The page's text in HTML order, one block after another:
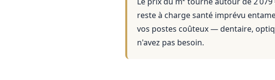
reste à charge santé imprévu
vos postes coûteux — dentaire,
n'avez pas besoin.